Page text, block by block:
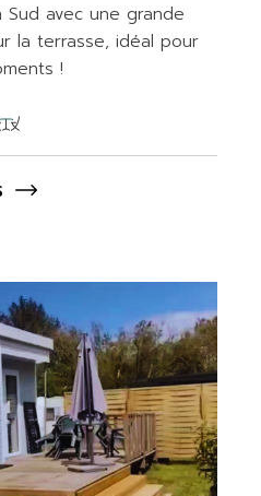
avec une grande
la terrasse, idéal pour
!